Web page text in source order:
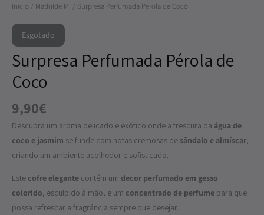
Início / Mathilde M. / Surpresa Perfumada Pérola de Coco
Esgotado
Surpresa Perfumada Pérola de
Coco
9,90€
Descubra um aroma delicado e exótico onde a frescura da água de
coco e jasmim se funde com notas cremosas de sândalo e almíscar,
criando um ambiente acolhedor e sofisticado.
Este cofre elegante contém um decor perfumado em gesso
colorido, esculpido à mão, e um concentrado de perfume para que
possa refrescar a fragrância sempre que desejar.